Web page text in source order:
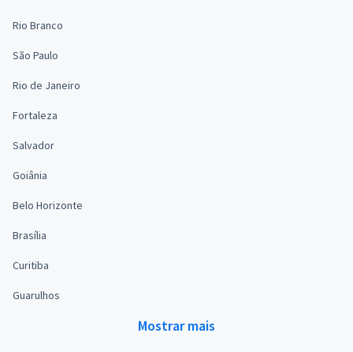
Rio Branco
São Paulo
Rio de Janeiro
Fortaleza
Salvador
Goiânia
Belo Horizonte
Brasília
Curitiba
Guarulhos
Mostrar mais